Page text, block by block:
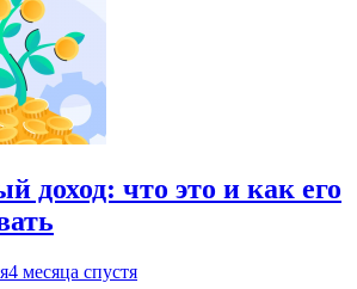
доход: что это и как его
4 месяца спустя